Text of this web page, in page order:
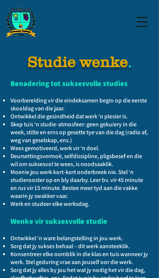
Studie wenke.
Benadering tot suksesvolle studies
Voorbereiding vir die eindeksamen begin op die eerste
skooldag van die jaar.
Ontwikkel die gesindheid dat werk ‘n plesier is.
Skep tuis ‘n studie-atmosfeer: geen gekuiery in die
week, stilte en erns op gesette tye van die dag (radio af,
weg van geselskap, ens.)
Wees gemotiveerd, werk vir ‘n doel.
Deursettingsvermoë, selfdissipline, pligsbesef en die
wil om suksesvol te wees, is noodsaaklik.
Moenie jou werk kort-kort onderbreek nie. Stel ‘n
studierooster op en bly daarby. Leer bv. vir 45 minute
en rus vir 15 minute. Bestee meer tyd aan die vakke
waarin jy swakker vaar.
Werk en studeer elke werksdag.
Wenke vir suksesvolle studie
Ontwikkel ‘n ware belangstelling in jou werk.
Sorg dat jy sukses behaal – dit werk aansteeklik.
Konsentreer elke oomblik in die klas en tuis wanneer jy
werk. Stel geduring vrae aan jouself oor die werk.
Sorg dat jy alles by jou het wat jy nodig het vir die dag,